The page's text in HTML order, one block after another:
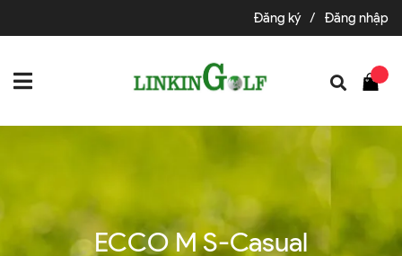
Đăng ký / Đăng nhập
ECCO M S-Casual